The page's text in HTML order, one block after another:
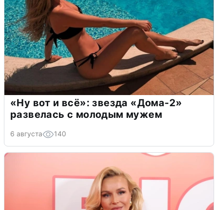
«Ну вот и всё»: звезда «Дома-2»
развелась с молодым мужем
6 августа 140